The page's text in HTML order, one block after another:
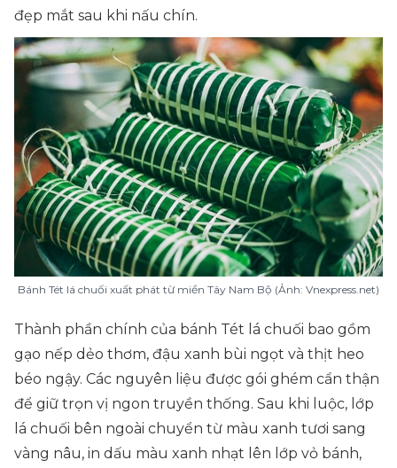
đẹp mắt sau khi nấu chín.
Bánh Tét lá chuối xuất phát từ miền Tây Nam Bộ (Ảnh: Vnexpress.net)
Thành phần chính của bánh Tét lá chuối bao gồm
gạo nếp dẻo thơm, đậu xanh bùi ngọt và thịt heo
béo ngậy. Các nguyên liệu được gói ghém cẩn thận
để giữ trọn vị ngon truyền thống. Sau khi luộc, lớp
lá chuối bên ngoài chuyển từ màu xanh tươi sang
vàng nâu, in dấu màu xanh nhạt lên lớp vỏ bánh,